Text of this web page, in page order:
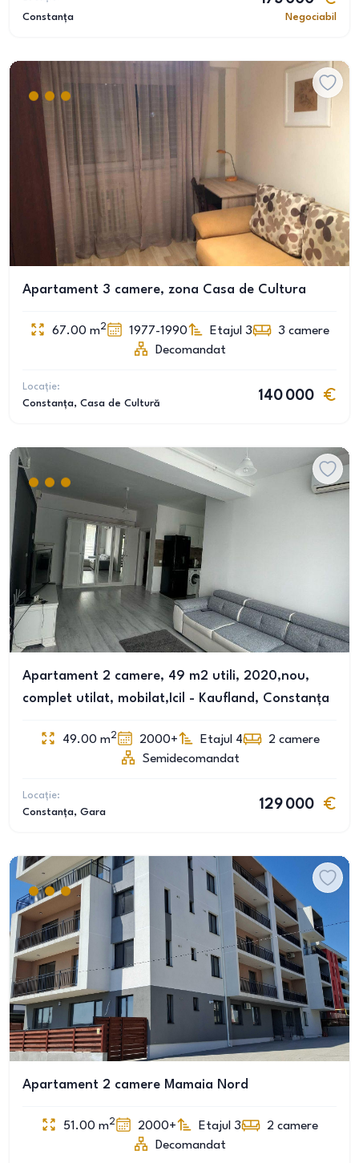
Constanța
Negociabil
Apartament 3 camere, zona Casa de Cultura
67.00 m2 1977-1990 Etajul 3 3 camere
Decomandat
Locație:
Constanța, Casa de Cultură
140 000
Apartament 2 camere, 49 m2 utili, 2020,nou,
complet utilat, mobilat,Icil - Kaufland, Constanța
49.00 m2 2000+ Etajul 4 2 camere
Semidecomandat
Locație:
Constanța, Gara
129 000
Apartament 2 camere Mamaia Nord
51.00 m2 2000+ Etajul 3 2 camere
Decomandat